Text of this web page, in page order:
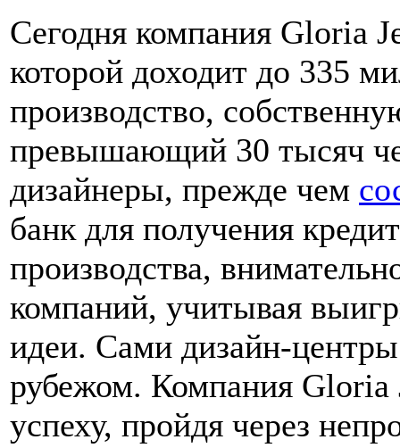
Сегодня компания Gloria
которой доходит до 335
производство,
превышающий 30 тысяч
дизайнеры, прежде чем
банк для получения
производства,
компаний, учитывая
идеи. Сами дизайн-
рубежом. Компания Gloria
успеху, пройдя через